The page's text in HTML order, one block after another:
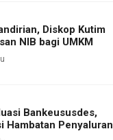
Diskop Kutim
NIB bagi UMKM
Bankeususdes,
Hambatan Penyaluran